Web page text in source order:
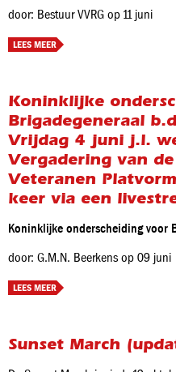
door: Bestuur VVRG op 11 juni
LEES MEER
Koninklijke
Brigadegeneraal
Vrijdag 4 juni j.l.
Vergadering van
Veteranen
keer via een
Koninklijke onderscheiding voor
door: G.M.N. Beerkens op 09 juni
LEES MEER
Sunset March